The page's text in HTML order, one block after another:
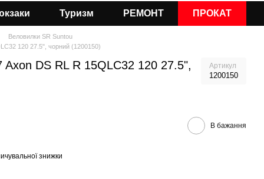
Туризм РЕМОНТ ПРОКАТ
Веловилки SR Suntou
120 27.5", чорний (1200150)
DS RL R 15QLC32 120 27.5",
Артикул
1200150
В бажання
знижки